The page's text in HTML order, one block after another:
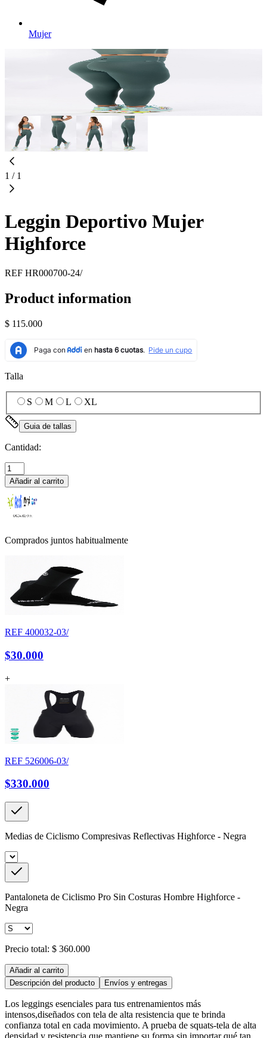
Mujer
1 / 1
Leggin Deportivo Mujer
Highforce
REF HR000700-24/
Product information
$ 115.000
Talla
S M L XL
Guia de tallas
Cantidad:
Añadir al carrito
Comprados juntos habitualmente
REF 400032-03/
$30.000
+
REF 526006-03/
$330.000
Medias de Ciclismo Compresivas Reflectivas Highforce - Negra
Pantaloneta de Ciclismo Pro Sin Costuras Hombre Highforce -
Negra
Precio total: $ 360.000
Añadir al carrito
Descripción del producto
Envíos y entregas
Los leggings esenciales para tus entrenamientos más
intensos,diseñados con tela de alta resistencia que te brinda
confianza total en cada movimiento. A prueba de squats-tela de alta